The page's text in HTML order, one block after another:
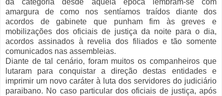
da categoria desde aquela época lembram-se com
amargura de como nos sentíamos traídos diante dos
acordos de gabinete que punham fim às greves e
mobilizações dos oficiais de justiça da noite para o dia,
acordos assinados à revelia dos filiados e tão somente
comunicados nas assembleias.
Diante de tal cenário, foram muitos os companheiros que
lutaram para conquistar a direção destas entidades e
imprimir um novo caráter à luta dos servidores do judiciário
paraibano. No caso particular dos oficiais de justiça, após